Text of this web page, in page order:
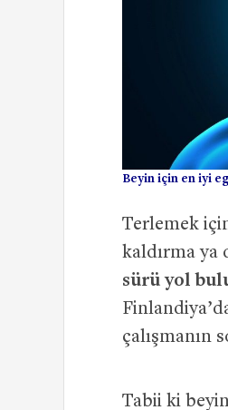
Beyin için en iyi
Terlemek
kaldırma ya
sürü yol
çalışmanın
Tabii ki